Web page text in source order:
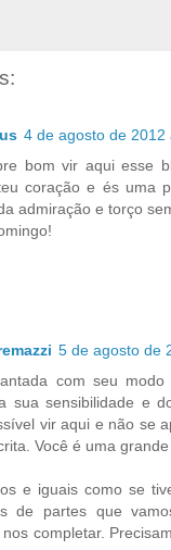
4 de agosto de 2012
bom vir aqui esse
coração e és uma
admiração e torço
5 de agosto de
com seu
sua sensibilidade e
vir aqui e não se
Você é uma
e iguais como se
de partes que
completar.